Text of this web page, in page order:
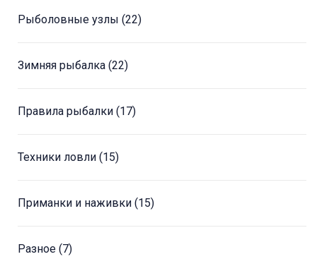
Рыболовные узлы (22)
Зимняя рыбалка (22)
Правила рыбалки (17)
Техники ловли (15)
Приманки и наживки (15)
Разное (7)